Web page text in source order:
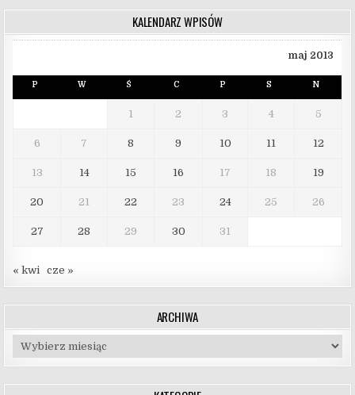
KALENDARZ WPISÓW
maj 2013
P W Ś C P S N
1 2 3 4 5
6 7 8 9 10 11 12
13 14 15 16 17 18 19
20 21 22 23 24 25 26
27 28 29 30 31
« kwi cze »
ARCHIWA
Archiwa